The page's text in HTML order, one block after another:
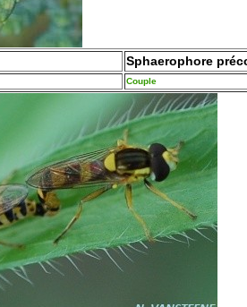
Sphaerophore
Couple